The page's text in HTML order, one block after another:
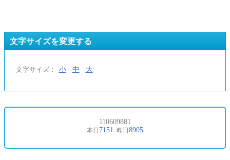
文字サイズを変更する
文字サイズ： 小 中 大